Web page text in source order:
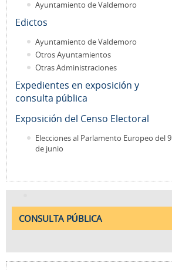
Ayuntamiento de Valdemoro
Edictos
Ayuntamiento de Valdemoro
Otros Ayuntamientos
Otras Administraciones
Expedientes en exposición y
consulta pública
Exposición del Censo Electoral
Elecciones al Parlamento Europeo del 9
de junio
CONSULTA PÚBLICA